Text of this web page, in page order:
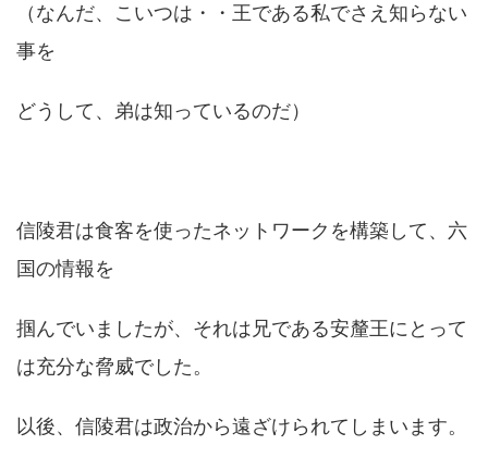
（なんだ、こいつは・・王である私でさえ知らない
事を
どうして、弟は知っているのだ）
信陵君は食客を使ったネットワークを構築して、六
国の情報を
掴んでいましたが、それは兄である安釐王にとって
は充分な脅威でした。
以後、信陵君は政治から遠ざけられてしまいます。